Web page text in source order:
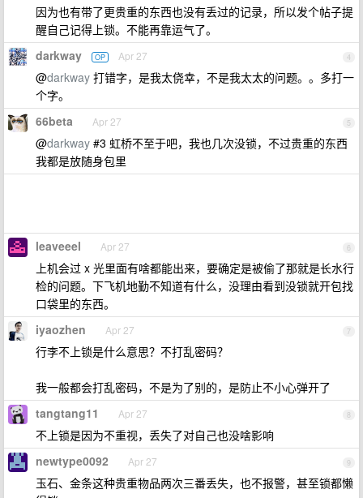
因为也有带了更贵重的东西也没有丢过的记录，所以发个帖子提
醒自己记得上锁。不能再靠运气了。
4
darkway OP Apr 27
@darkway 打错字，是我太侥幸，不是我太太的问题。。多打一
个字。
5
66beta Apr 27
@darkway #3 虹桥不至于吧，我也几次没锁，不过贵重的东西
我都是放随身包里
6
leaveeel Apr 27
上机会过 x 光里面有啥都能出来，要确定是被偷了那就是长水行
检的问题。下飞机地勤不知道有什么，没理由看到没锁就开包找
口袋里的东西。
7
iyaozhen Apr 27
行李不上锁是什么意思？不打乱密码？
我一般都会打乱密码，不是为了别的，是防止不小心弹开了
8
tangtang11 Apr 27
不上锁是因为不重视，丢失了对自己也没啥影响
9
newtype0092 Apr 27
玉石、金条这种贵重物品两次三番丢失，也不报警，甚至锁都懒